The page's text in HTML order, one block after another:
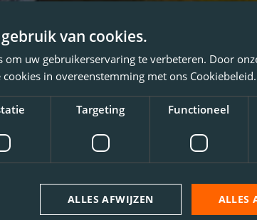
van cookies.
om uw gebruikerservaring te verbeteren. Door
in overeenstemming met ons Cookiebeleid.
Targeting Functioneel
ALLES
ALLES AFWIJZEN